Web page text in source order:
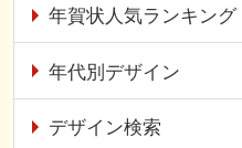
年賀状人気ランキング
年代別デザイン
デザイン検索